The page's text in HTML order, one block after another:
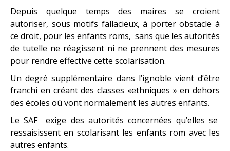
Depuis quelque temps des maires se croient
autoriser, sous motifs fallacieux, à porter obstacle à
ce droit, pour les enfants roms, sans que les autorités
de tutelle ne réagissent ni ne prennent des mesures
pour rendre effective cette scolarisation.
Un degré supplémentaire dans l’ignoble vient d’être
franchi en créant des classes «ethniques » en dehors
des écoles où vont normalement les autres enfants.
Le SAF exige des autorités concernées qu’elles se
ressaisissent en scolarisant les enfants rom avec les
autres enfants.